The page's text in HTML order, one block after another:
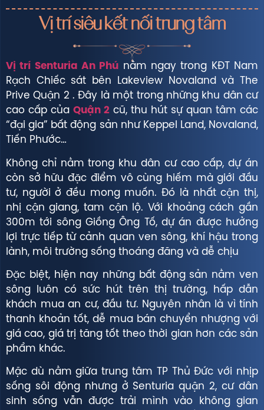
Vị trí siêu kết nối trung tâm
Vị trí Senturia An Phú nằm ngay trong KĐT Nam
Rạch Chiếc sát bên Lakeview Novaland và The
Prive Quận 2 . Đây là một trong những khu dân cư
cao cấp của Quận 2 cũ, thu hút sự quan tâm các
“đại gia” bất động sản như Keppel Land, Novaland,
Tiến Phước…
Không chỉ nằm trong khu dân cư cao cấp, dự án
còn sở hữu đặc điểm vô cùng hiếm mà giới đầu
tư, người ở đều mong muốn. Đó là nhất cận thị,
nhị cận giang, tam cận lộ. Với khoảng cách gần
300m tới sông Giồng Ông Tố, dự án được hưởng
lợi trực tiếp từ cảnh quan ven sông, khí hậu trong
lành, môi trường sống thoáng đãng và dễ chịu
Đặc biệt, hiện nay những bất động sản nằm ven
sông luôn có sức hút trên thị trường, hấp dẫn
khách mua an cư, đầu tư. Nguyên nhân là vì tính
thanh khoản tốt, dễ mua bán chuyển nhượng với
giá cao, giá trị tăng tốt theo thời gian hơn các sản
phẩm khác.
Mặc dù nằm giữa trung tâm TP Thủ Đức với nhịp
sống sôi động nhưng ở Senturia quận 2, cư dân
sinh sống vẫn được trải mình vào không gian